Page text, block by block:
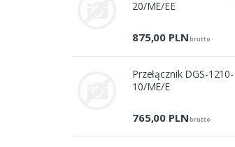
20/ME/EE
875,00 PLNbrutto
Przełącznik DGS-1210-
10/ME/E
765,00 PLNbrutto